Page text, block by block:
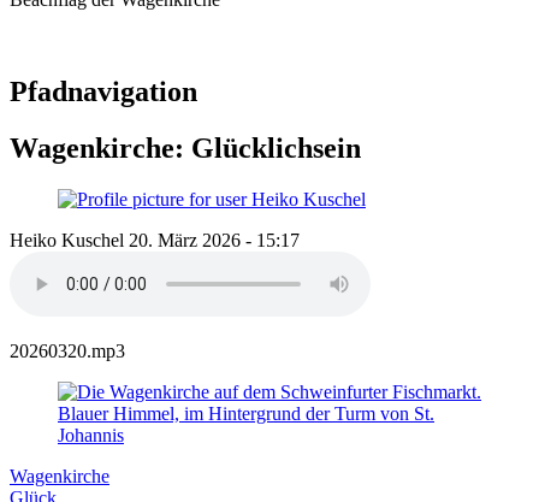
Pfadnavigation
Wagenkirche: Glücklichsein
Heiko Kuschel 20. März 2026 - 15:17
20260320.mp3
Wagenkirche